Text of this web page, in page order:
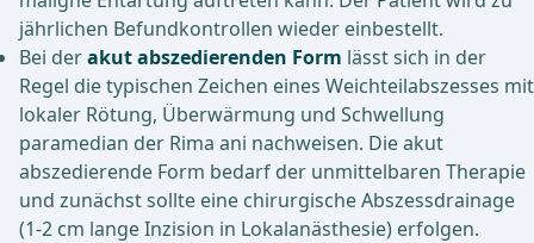
jährlichen Befundkontrollen wieder einbestellt.
Bei derakut abszedierenden Form lässt sich in der
Regel die typischen Zeichen eines Weichteilabszesses mit
lokaler Rötung, Überwärmung und Schwellung
paramedian der Rima ani nachweisen. Die akut
abszedierende Form bedarf der unmittelbaren Therapie
und zunächst sollte eine chirurgische Abszessdrainage
(1-2 cm lange Inzision in Lokalanästhesie) erfolgen.